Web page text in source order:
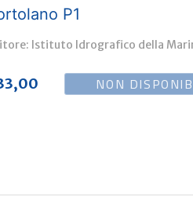
P1
Istituto Idrografico della
NON